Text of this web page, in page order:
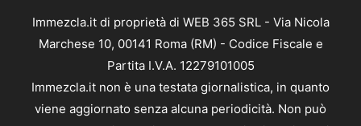
Immezcla.it di proprietà di WEB 365 SRL - Via Nicola
Marchese 10, 00141 Roma (RM) - Codice Fiscale e
Partita I.V.A. 12279101005
Immezcla.it non è una testata giornalistica, in quanto
viene aggiornato senza alcuna periodicità. Non può